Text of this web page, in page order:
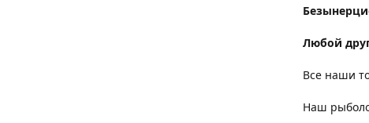
Любой
Все наши
Наш